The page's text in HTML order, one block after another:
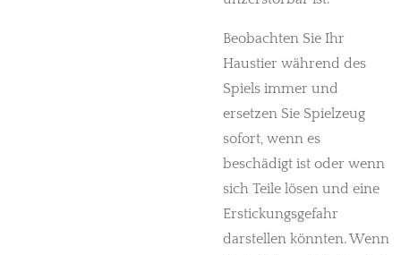
Beobachten Sie Ihr
Haustier während des
Spiels immer und
ersetzen Sie Spielzeug
sofort, wenn es
beschädigt ist oder wenn
sich Teile lösen und eine
Erstickungsgefahr
darstellen könnten. Wenn